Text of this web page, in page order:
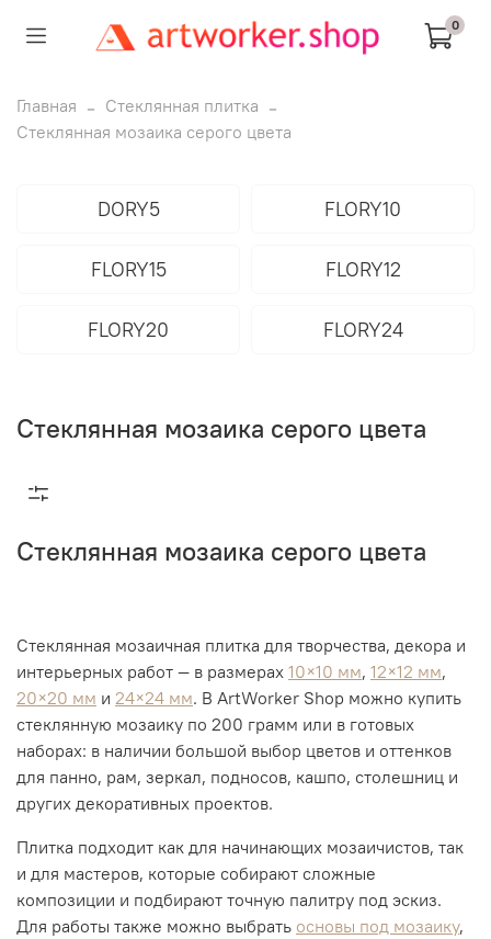
0
Главная
Стеклянная плитка
Стеклянная мозаика серого цвета
DORY5 FLORY10
FLORY15 FLORY12
FLORY20 FLORY24
Стеклянная мозаика серого цвета
Стеклянная мозаика серого цвета
Стеклянная мозаичная плитка для творчества, декора и
интерьерных работ — в размерах 10×10 мм, 12×12 мм,
20×20 мм и 24×24 мм. В ArtWorker Shop можно купить
стеклянную мозаику по 200 грамм или в готовых
наборах: в наличии большой выбор цветов и оттенков
для панно, рам, зеркал, подносов, кашпо, столешниц и
других декоративных проектов.
Плитка подходит как для начинающих мозаичистов, так
и для мастеров, которые собирают сложные
композиции и подбирают точную палитру под эскиз.
Для работы также можно выбрать основы под мозаику,